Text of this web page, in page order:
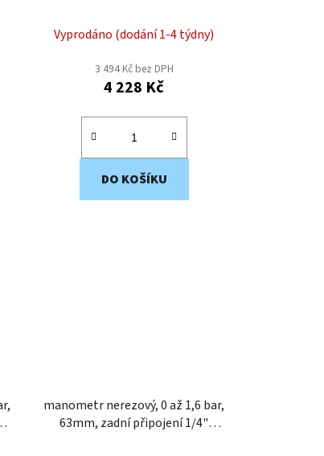
Vyprodáno (dodání 1-4 týdny)
3 494 Kč bez DPH
4 228 Kč
DO KOŠÍKU
manometr nerezový, 0 až 1,6 bar,
63mm, zadní připojení 1/4"